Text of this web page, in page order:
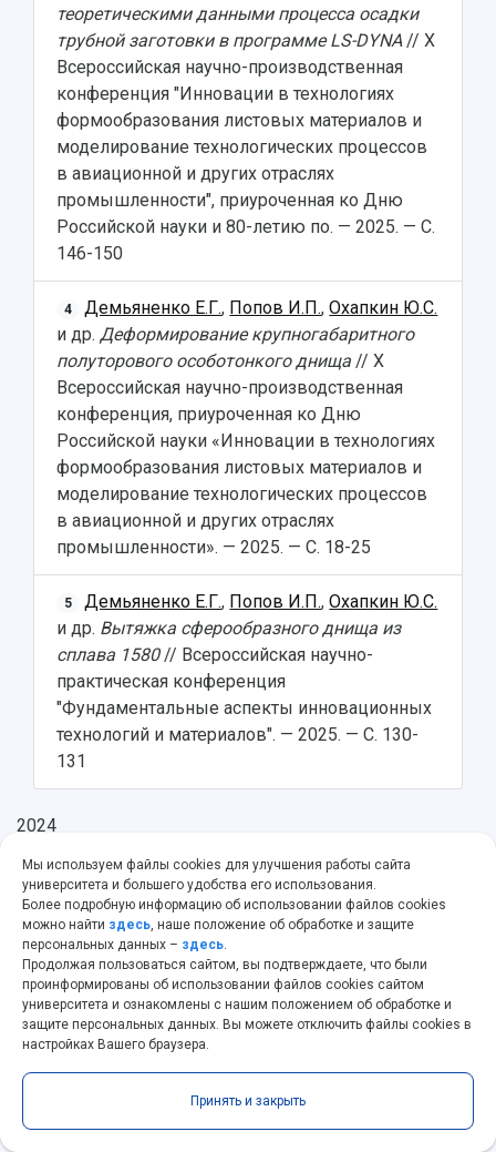
теоретическими данными процесса осадки
трубной заготовки в программе LS-DYNA// X
Всероссийская научно-производственная
конференция "Инновации в технологиях
формообразования листовых материалов и
моделирование технологических процессов
в авиационной и других отраслях
промышленности", приуроченная ко Дню
Российской науки и 80-летию по. — 2025. — С.
146-150
4 Демьяненко Е.Г., Попов И.П.,Охапкин Ю.С.
и др. Деформирование крупногабаритного
полуторового особотонкого днища // X
Всероссийская научно-производственная
конференция, приуроченная ко Дню
Российской науки «Инновации в технологиях
формообразования листовых материалов и
моделирование технологических процессов
в авиационной и других отраслях
промышленности». — 2025. — С. 18-25
5 Демьяненко Е.Г., Попов И.П.,Охапкин Ю.С.
и др. Вытяжка сферообразного днища из
сплава 1580// Всероссийская научно-
практическая конференция
"Фундаментальные аспекты инновационных
технологий и материалов". — 2025. — С. 130-
131
2024
1 Николенко К.А.,Фомичев Д.С.,Попов И.П.
Расчет технологических параметров
процесса осадки трубной заготовки с
внутренним давлением// Международная
научно-практическая конференция "Наука и
кадры для авиастроения", посвященная 65-
летию факультета летальных аппаратов и 75-
летию Новосибирского государственного
технического университета. — 2024. — С. 176-
181
Мы используем файлы cookies для улучшения работы сайта
университета и большего удобства его использования.
Более подробную информацию об использовании файлов cookies
можно найти здесь, наше положение об обработке и защите
персональных данных – здесь.
Продолжая пользоваться сайтом, вы подтверждаете, что были
проинформированы об использовании файлов cookies сайтом
университета и ознакомлены с нашим положением об обработке и
защите персональных данных. Вы можете отключить файлы cookies в
настройках Вашего браузера.
Принять и закрыть